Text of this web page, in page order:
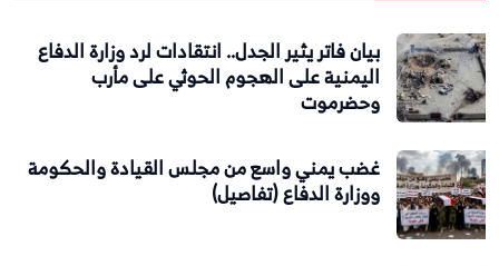
بيان فاتر يثير الجدل.. انتقادات لرد وزارة الدفاع
اليمنية على الهجوم الحوثي على مأرب
وحضرموت
غضب يمني واسع من مجلس القيادة والحكومة
ووزارة الدفاع (تفاصيل)